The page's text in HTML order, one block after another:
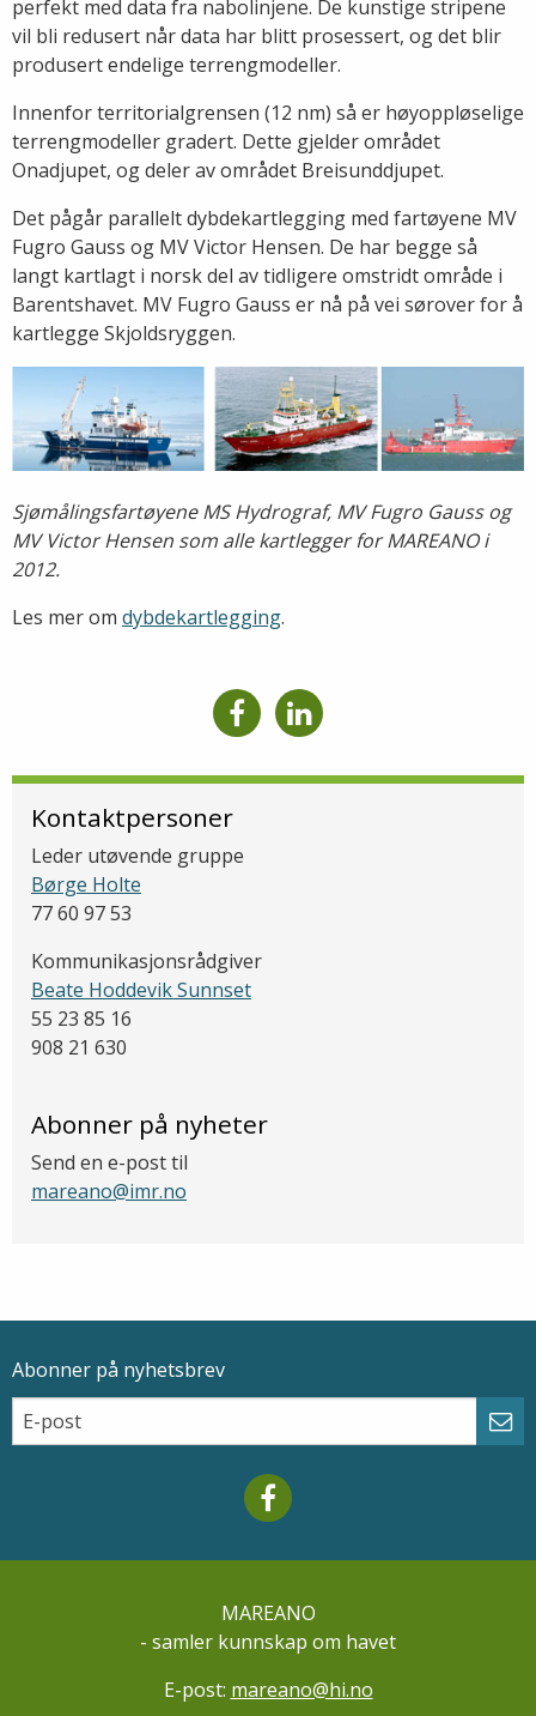
perfekt med data fra nabolinjene. De kunstige stripene
vil bli redusert når data har blitt prosessert, og det blir
produsert endelige terrengmodeller.
Innenfor territorialgrensen (12 nm) så er høyoppløselige
terrengmodeller gradert. Dette gjelder området
Onadjupet, og deler av området Breisunddjupet.
Det pågår parallelt dybdekartlegging med fartøyene MV
Fugro Gauss og MV Victor Hensen. De har begge så
langt kartlagt i norsk del av tidligere omstridt område i
Barentshavet. MV Fugro Gauss er nå på vei sørover for å
kartlegge Skjoldsryggen.
Sjømålingsfartøyene MS Hydrograf, MV Fugro Gauss og
MV Victor Hensen som alle kartlegger for MAREANO i
2012.
Les mer om dybdekartlegging.
Kontaktpersoner
Leder utøvende gruppe
Børge Holte
77 60 97 53
Kommunikasjonsrådgiver
Beate Hoddevik Sunnset
55 23 85 16
908 21 630
Abonner på nyheter
Send en e-post til
mareano@imr.no
Epostadresse
Abonner på nyhetsbrev
Email
Mareano facebook
MAREANO
- samler kunnskap om havet
E-post: mareano@hi.no